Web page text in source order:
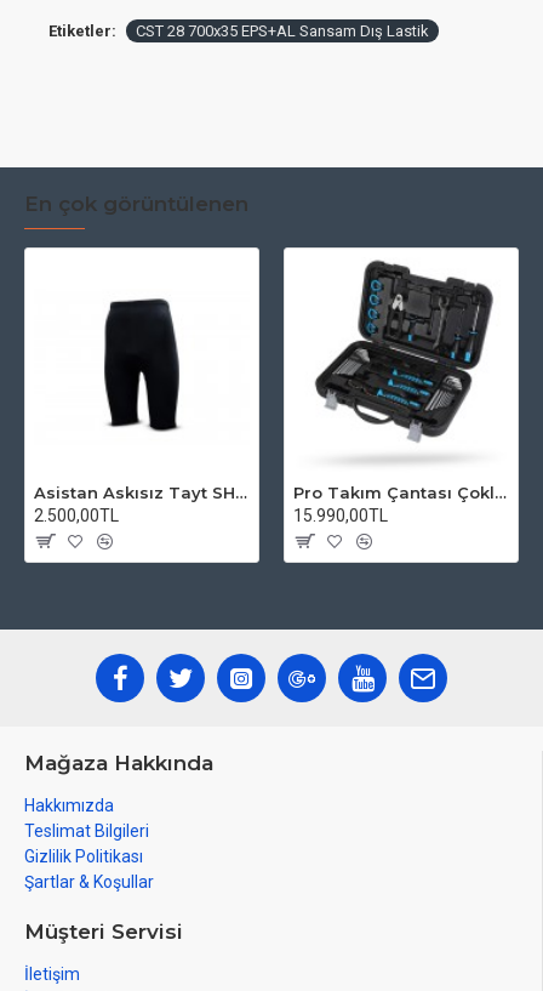
Etiketler: CST 28 700x35 EPS+AL Sansam Dış Lastik
En çok görüntülenen
Asistan Askısız Tayt SH20 Pedli Siyah
2.500,00TL
Pro Takım Çantası Çoklu Tamir Seti
15.990,00TL
Mağaza Hakkında
Hakkımızda
Teslimat Bilgileri
Gizlilik Politikası
Şartlar & Koşullar
Müşteri Servisi
İletişim